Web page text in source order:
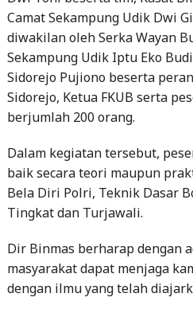
Sekampung Udik Iptu Eko
Sidorejo Pujiono beserta
Sidorejo, Ketua FKUB serta
berjumlah 200 orang.
Dalam kegiatan tersebut,
baik secara teori maupun
Bela Diri Polri, Teknik Dasar
Tingkat dan Turjawali.
Dir Binmas berharap dengan
masyarakat dapat menjaga
dengan ilmu yang telah